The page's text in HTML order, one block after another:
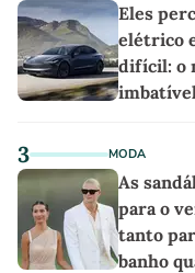
Eles
elétrico
difícil: o
3 MODA
As
para o
tanto
banho